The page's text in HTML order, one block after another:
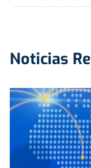
Noticias